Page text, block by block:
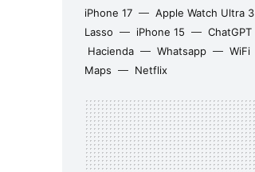
iPhone 17 Apple Watch Ultra 3
Lasso
iPhone 15
ChatGPT
Hacienda
Whatsapp WiFi
Maps
Netflix